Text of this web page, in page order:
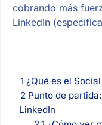
cobrando más
LinkedIn
1 ¿Qué es el
2Punto de
LinkedIn